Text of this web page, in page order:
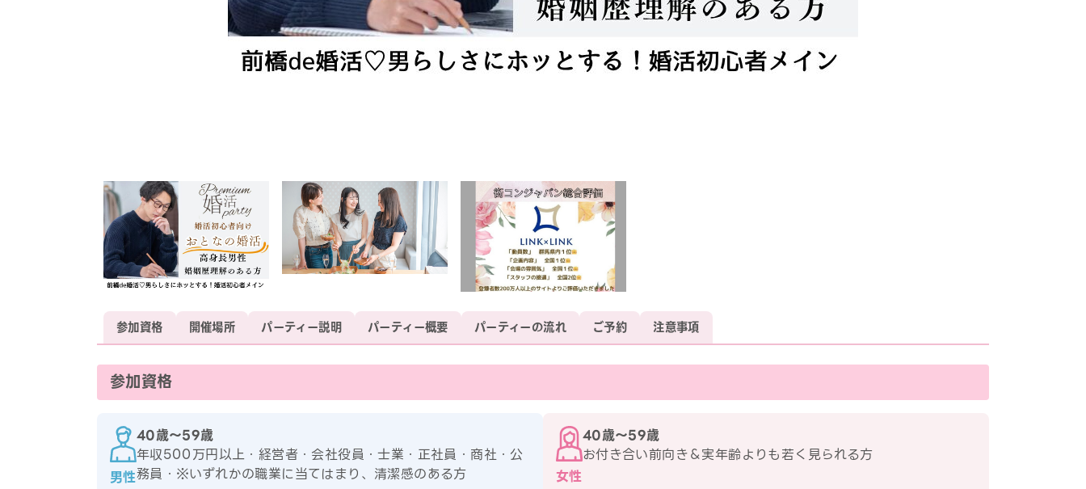
参加資格 開催場所 パーティー説明 パーティー概要 パーティーの流れ ご予約 注意事項
参加資格
男性
40歳〜59歳
年収500万円以上・経営者・会社役員・士業・正社員・商社・公
務員・※いずれかの職業に当てはまり、清潔感のある方
女性
40歳〜59歳
お付き合い前向き＆実年齢よりも若く見られる方